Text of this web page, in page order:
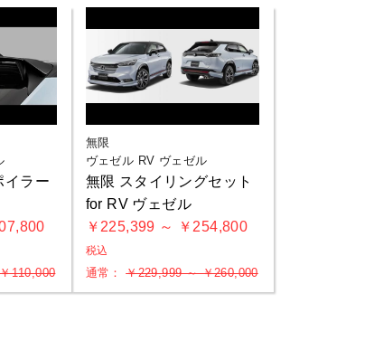
イラー
110,000
無限
ヴェゼル RV ヴェゼル
無限 スタイリングセット
for RV ヴェゼル
￥225,399 ～ ￥254,800
税込
通常：￥229,999 ～ ￥260,000